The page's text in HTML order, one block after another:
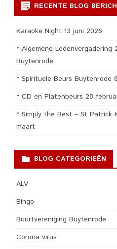
RECENTE BLOG
Karaoke Night 13 juni 2026
* Algemene Ledenvergadering
Buytenrode
* Spirituele Beurs Buytenrode
* CD en Platenbeurs 28
* Simply the Best – St Patrick
maart
BLOG CATEGORIEËN
ALV
Bingo
Buurtvereniging Buytenrode
Corona virus